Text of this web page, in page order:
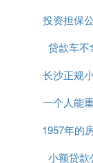
只能办理质
办理出质登
质人与质权人
【法律依据】
《中华人民
务的履行，
占有的，债
投资担保
贷款车不
长沙正规
一个人能
贷
1957年的
小额贷款